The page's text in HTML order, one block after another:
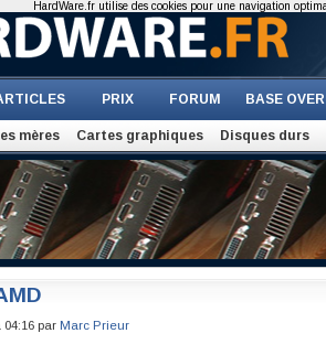
PRIX FORUM BASE
mères Cartes graphiques Disques durs
04:16 par Marc Prieur
HardWare.fr utilise des cookies pour une navigation